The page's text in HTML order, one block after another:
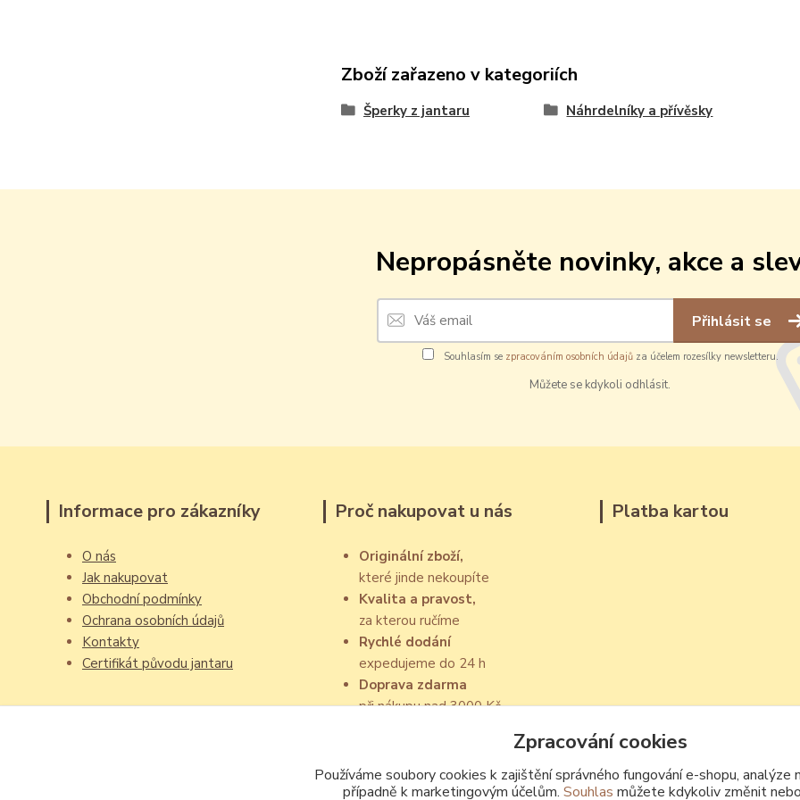
Zboží zařazeno v kategoriích
Šperky z jantaru Náhrdelníky a přívěsky
Nepropásněte novinky, akce a
Přihlásit se
Souhlasím se zpracováním osobních údajůza účelem rozesílky newsletteru.
Můžete se kdykoli odhlásit.
Informace pro zákazníky
O nás
Jak nakupovat
Obchodní podmínky
Ochrana osobních údajů
Kontakty
Certifikát původu jantaru
Proč nakupovat u nás
Originální zboží,
které jinde nekoupíte
Kvalita a pravost,
za kterou ručíme
Rychlé dodání
expedujeme do 24 h
Doprava zdarma
při nákupu nad 3000 Kč
Platba kartou
Zpracování cookies
Používáme soubory cookies k zajištění správného fungování e-shopu, analýze
případně k marketingovým účelům. Souhlas můžete kdykoliv změnit